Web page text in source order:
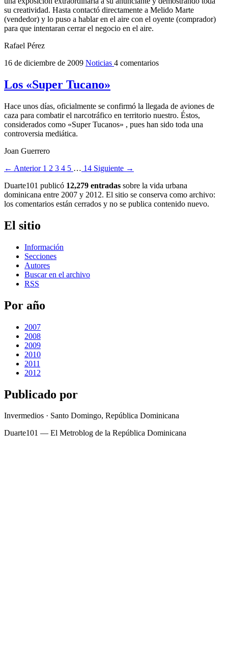
su creatividad. Hasta contactó directamente a Melido Marte
(vendedor) y lo puso a hablar en el aire con el oyente (comprador)
para que intentaran cerrar el negocio en el aire.
Rafael Pérez
16 de diciembre de 2009 Noticias 4 comentarios
Los «Super Tucano»
Hace unos días, oficialmente se confirmó la llegada de aviones de
caza para combatir el narcotráfico en territorio nuestro. Éstos,
considerados como «Super Tucanos» , pues han sido toda una
controversia mediática.
Joan Guerrero
← Anterior 1 2 3 4 5 … 14 Siguiente →
Duarte101 publicó 12,279 entradas sobre la vida urbana
dominicana entre 2007 y 2012. El sitio se conserva como archivo:
los comentarios están cerrados y no se publica contenido nuevo.
El sitio
Información
Secciones
Autores
Buscar en el archivo
RSS
Por año
2007
2008
2009
2010
2011
2012
Publicado por
Invermedios · Santo Domingo, República Dominicana
Duarte101 — El Metroblog de la República Dominicana